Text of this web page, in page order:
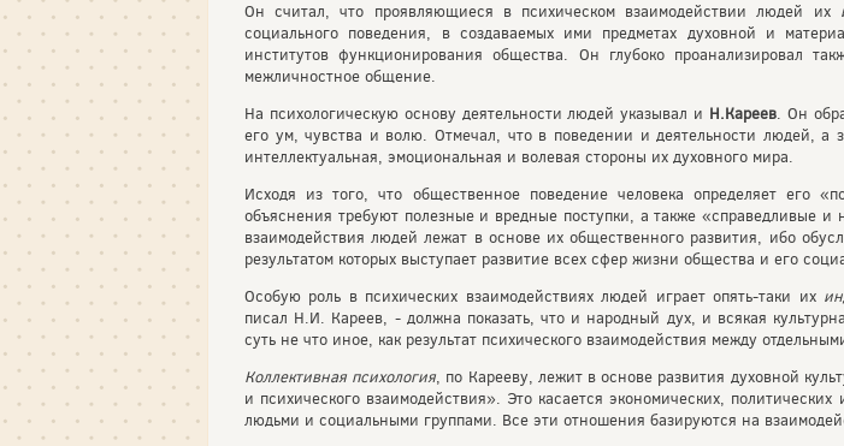
Он считал, что проявляющиеся в психическом взаимодействии людей их
социального поведения, в создаваемых ими предметах духовной и
институтов функционирования общества. Он глубоко проанализировал
межличностное общение.
На психологическую основу деятельности людей указывал и Н.Кареев. Он
его ум, чувства и волю. Отмечал, что в поведении и деятельности людей,
интеллектуальная, эмоциональная и волевая стороны их духовного мира.
Исходя из того, что общественное поведение человека определяет его
объяснения требуют полезные и вредные поступки, а также «справедливые
взаимодействия людей лежат в основе их общественного развития, ибо
результатом которых выступает развитие всех сфер жизни общества и его
Особую роль в психических взаимодействиях людей играет опять-таки их
писал Н.И. Кареев, - должна показать, что и народный дух, и всякая
суть не что иное, как результат психического взаимодействия между
Коллективная психология, по Карееву, лежит в основе развития духовной
и психического взаимодействия». Это касается экономических,
людьми и социальными группами. Все эти отношения базируются на